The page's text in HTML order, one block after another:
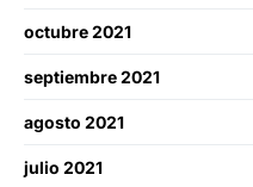
octubre 2021
septiembre 2021
agosto 2021
julio 2021